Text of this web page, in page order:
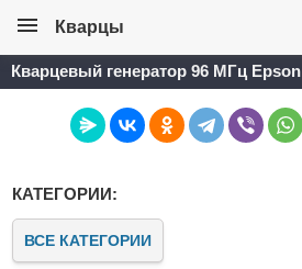
Кварцы
Кварцевый генератор 96 МГц Epson
КАТЕГОРИИ:
ВСЕ КАТЕГОРИИ